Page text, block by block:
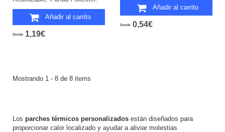
Añadir al carrito
Desde 1,19€
Añadir al carrito
Desde 0,54€
Mostrando 1 - 8 de 8 items
Los parches térmicos personalizados están diseñados para
proporcionar calor localizado y ayudar a aliviar molestias